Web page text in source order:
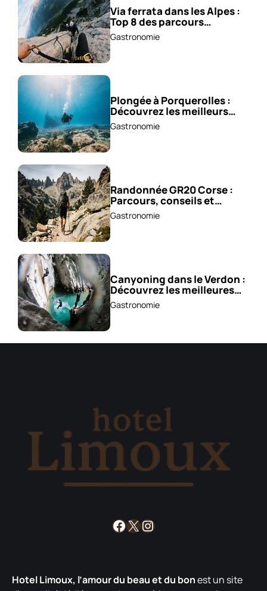
Via ferrata dans les Alpes :
Top 8 des parcours
sensationnels !
Gastronomie
Plongée à Porquerolles :
Découvrez les meilleurs
spots !
Gastronomie
Randonnée GR20 Corse :
Parcours, conseils et
astuces !
Gastronomie
Canyoning dans le Verdon :
Découvrez les meilleures
excursions !
Gastronomie
Facebook
X Instagram
Hotel Limoux, l’amour du beau et du bonest un site